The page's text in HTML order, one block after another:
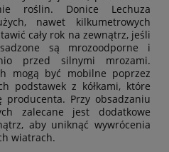
roślin. Donice Lechuza
nawet kilkumetrowych
cały rok na zewnątrz, jeśli
są mrozoodporne i
przed silnymi mrozami.
mogą być mobilne poprzez
podstawek z kółkami, które
producenta. Przy obsadzaniu
zalecane jest dodatkowe
aby uniknąć wywrócenia
wiatrach.